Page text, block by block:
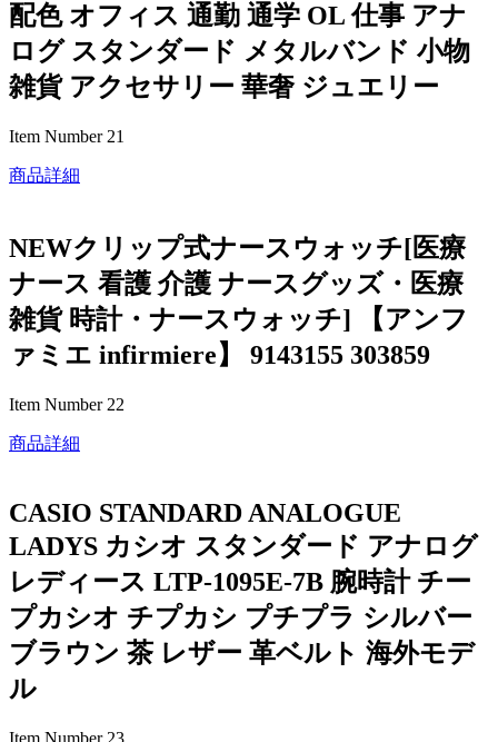
配色 オフィス 通勤 通学 OL 仕事 アナ
ログ スタンダード メタルバンド 小物
雑貨 アクセサリー 華奢 ジュエリー
Item Number 21
商品詳細
NEWクリップ式ナースウォッチ[医療
ナース 看護 介護 ナースグッズ・医療
雑貨 時計・ナースウォッチ] 【アンフ
ァミエ infirmiere】 9143155 303859
Item Number 22
商品詳細
CASIO STANDARD ANALOGUE
LADYS カシオ スタンダード アナログ
レディース LTP-1095E-7B 腕時計 チー
プカシオ チプカシ プチプラ シルバー
ブラウン 茶 レザー 革ベルト 海外モデ
ル
Item Number 23